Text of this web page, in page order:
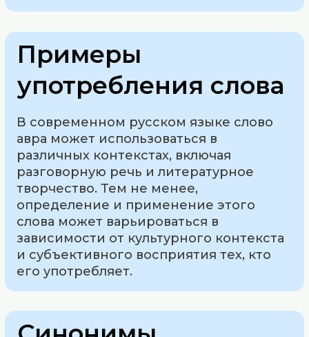
Примеры
употребления слова
В современном русском языке слово
авра может использоваться в
различных контекстах, включая
разговорную речь и литературное
творчество. Тем не менее,
определение и применение этого
слова может варьироваться в
зависимости от культурного контекста
и субъективного восприятия тех, кто
его употребляет.